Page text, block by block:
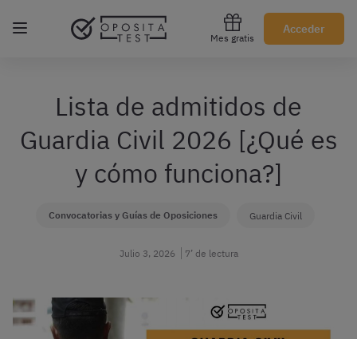
Mes gratis
Acceder
Regístrate gratis
Lista de admitidos de
Guardia Civil 2026 [¿Qué es
y cómo funciona?]
Convocatorias y Guías de Oposiciones Guardia Civil
Julio 3, 2026 7’ de lectura